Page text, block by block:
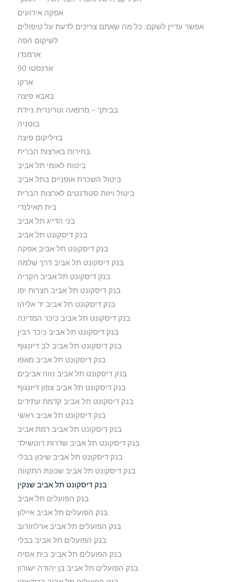
אפקה אירועים
אפשר עדיין לשקם: כל מה שאתם צריכים לדעת על טיפולים
לשיקום הפה
ארמנדו
ארנסטו 90
ארקו
באבא פיצה
בביתך – מרפאה וטרינרית ניידת
בוטניה
בזיליקום פיצה
בחירות בארצות הברית
ביטוח לאומי תל אביב
ביטול השכרת אופניים בתל אביב
ביטול ויזות סטודנטים לארצות הברית
בית תאילנדי
בני הדייג תל אביב
בנק דיסקונט תל אביב
בנק דיסקונט תל אביב אפקה
בנק דיסקונט תל אביב דרך שלמה
בנק דיסקונט תל אביב הקריה
בנק דיסקונט תל אביב חצרות יפו
בנק דיסקונט תל אביב יד אליהו
בנק דיסקונט תל אביב כיכר המדינה
בנק דיסקונט תל אביב כיכר רבין
בנק דיסקונט תל אביב לב דיזנגוף
בנק דיסקונט תל אביב מאפו
בנק דיסקונט תל אביב נווה אביבים
בנק דיסקונט תל אביב צפון דיזנגוף
בנק דיסקונט תל אביב קדמת עתידים
בנק דיסקונט תל אביב ראשי
בנק דיסקונט תל אביב רמת אביב
בנק דיסקונט תל אביב שדרות רוטשילד
בנק דיסקונט תל אביב שיכון בבלי
בנק דיסקונט תל אביב שכונת התקווה
בנק דיסקונט תל אביב שנקין
בנק הפועלים תל אביב
בנק הפועלים תל אביב איילון
בנק הפועלים תל אביב ארלוזורוב
בנק הפועלים תל אביב בבלי
בנק הפועלים תל אביב בית אסיה
בנק הפועלים תל אביב בן יהודה ישורון